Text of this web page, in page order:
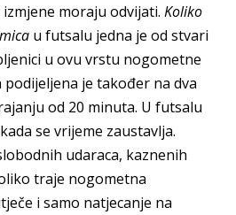
moraju odvijati. Koliko
u futsalu jedna je od stvari
u ovu vrstu nogometne
podijeljena je također na dva
od 20 minuta. U futsalu
se vrijeme zaustavlja.
udaraca, kaznenih
traje nogometna
i samo natjecanje na